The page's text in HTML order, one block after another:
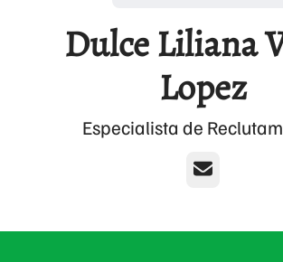
Dulce Liliana
Lopez
Especialista de
Correo